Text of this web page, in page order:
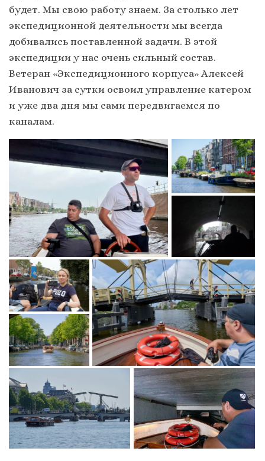
будет. Мы свою работу знаем. За столько лет
экспедиционной деятельности мы всегда
добивались поставленной задачи. В этой
экспедиции у нас очень сильный состав.
Ветеран «Экспедиционного корпуса» Алексей
Иванович за сутки освоил управление катером
и уже два дня мы сами передвигаемся по
каналам.